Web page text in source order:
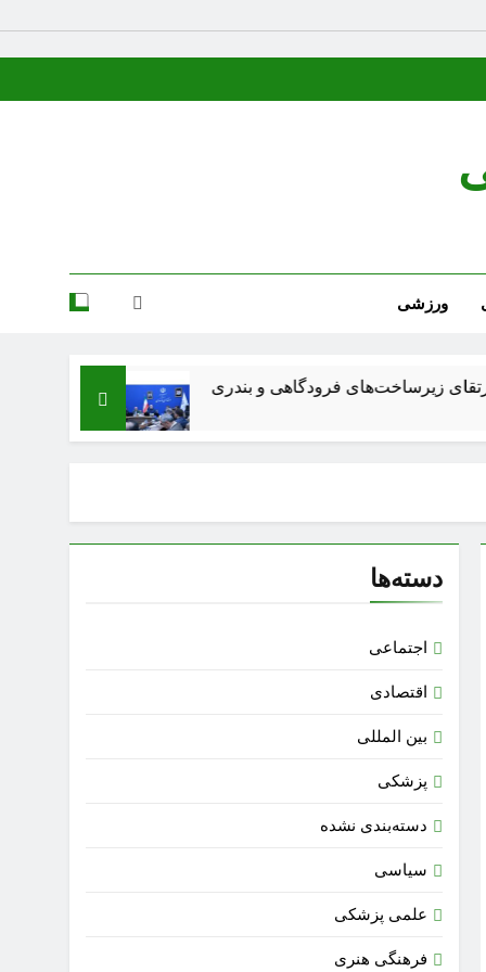
ورزشی
فرودگاهی و بندری شعر عقاب از پرویز
3 هفته Ago
دسته‌ها
اجتماعی
اقتصادی
بین المللی
پزشکی
دسته‌بندی نشده
سیاسی
علمی پزشکی
فرهنگی هنری